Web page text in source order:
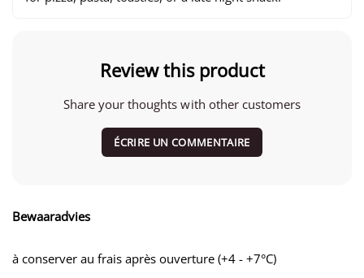
Review this product
Share your thoughts with other customers
ÉCRIRE UN COMMENTAIRE
Bewaaradvies
à conserver au frais après ouverture (+4 - +7°C)